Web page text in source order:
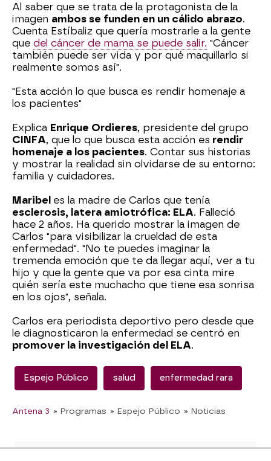
Al saber que se trata de la protagonista de la
imagen ambos se funden en un cálido abrazo.
Cuenta Estíbaliz que quería mostrarle a la gente
que del cáncer de mama se puede salir. "Cáncer
también puede ser vida y por qué maquillarlo si
realmente somos así".
"Esta acción lo que busca es rendir homenaje a
los pacientes"
Explica Enrique Ordieres, presidente del grupo
CINFA, que lo que busca esta acción es rendir
homenaje a los pacientes. Contar sus historias
y mostrar la realidad sin olvidarse de su entorno:
familia y cuidadores.
Maribel es la madre de Carlos que tenía
esclerosis, latera amiotrófica: ELA. Falleció
hace 2 años. Ha querido mostrar la imagen de
Carlos "para visibilizar la crueldad de esta
enfermedad". "No te puedes imaginar la
tremenda emoción que te da llegar aquí, ver a tu
hijo y que la gente que va por esa cinta mire
quién sería este muchacho que tiene esa sonrisa
en los ojos", señala.
Carlos era periodista deportivo pero desde que
le diagnosticaron la enfermedad se centró en
promover la investigación del ELA.
Espejo Público salud enfermedad rara
Antena 3 » Programas » Espejo Público » Noticias